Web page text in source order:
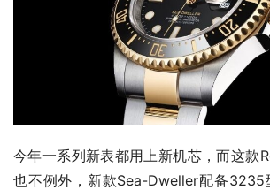
今年一系列新表都用上新机芯，而这款
也不例外，新款Sea-Dweller配备3235